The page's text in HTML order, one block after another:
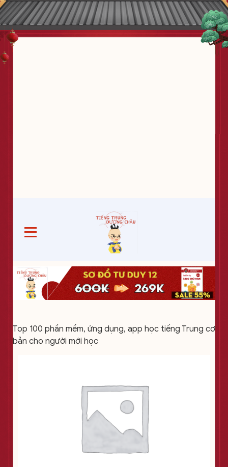
Top 100 phần mềm, ứng dụng, app học tiếng Trung cơ
bản cho người mới học